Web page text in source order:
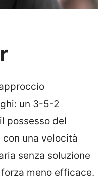
un 3-5-2
possesso del
una velocità
senza soluzione
meno efficace.